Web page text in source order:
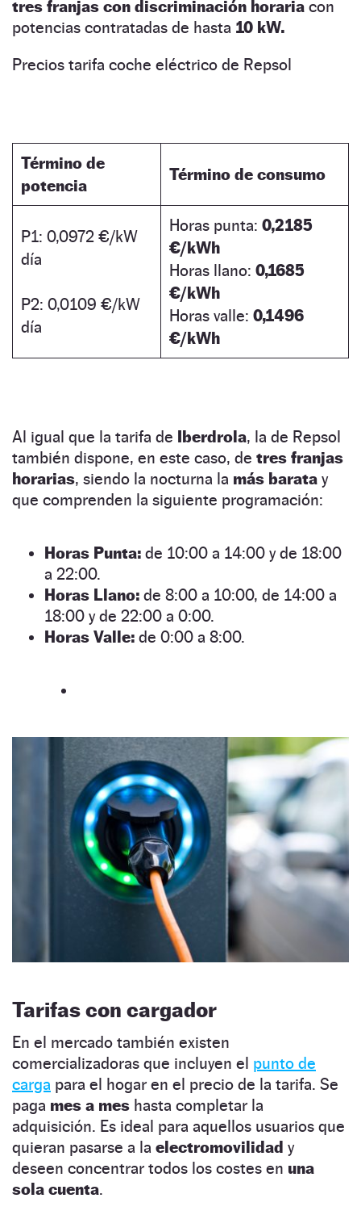
tres franjas con discriminación horaria con
potencias contratadas de hasta 10 kW.
Precios tarifa coche eléctrico de Repsol
Término de
potencia
Término de consumo
P1: 0,0972 €/kW
día
P2: 0,0109 €/kW
día
Horas punta: 0,2185
€/kWh
Horas llano: 0,1685
€/kWh
Horas valle: 0,1496
€/kWh
Al igual que la tarifa de Iberdrola, la de Repsol
también dispone, en este caso, de tres franjas
horarias, siendo la nocturna la más barata y
que comprenden la siguiente programación:
Horas Punta: de 10:00 a 14:00 y de 18:00
a 22:00.
Horas Llano: de 8:00 a 10:00, de 14:00 a
18:00 y de 22:00 a 0:00.
Horas Valle: de 0:00 a 8:00.
Tarifas con cargador
En el mercado también existen
comercializadoras que incluyen el punto de
carga para el hogar en el precio de la tarifa. Se
paga mes a mes hasta completar la
adquisición. Es ideal para aquellos usuarios que
quieran pasarse a la electromovilidad y
deseen concentrar todos los costes en una
sola cuenta.